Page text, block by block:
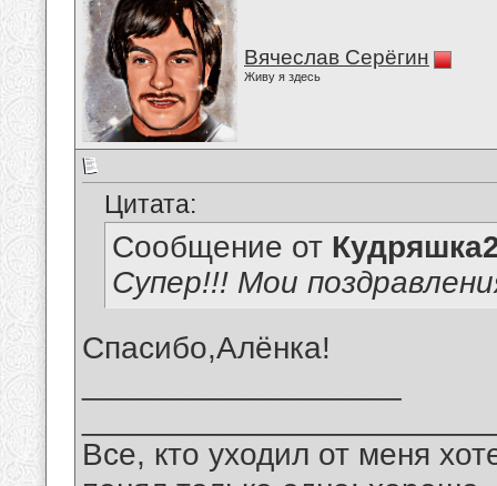
Вячеслав Серёгин
Живу я здесь
Цитата:
Сообщение от
Супер!!! Мои
Спасибо,Алёнка!
Все, кто уходил от меня